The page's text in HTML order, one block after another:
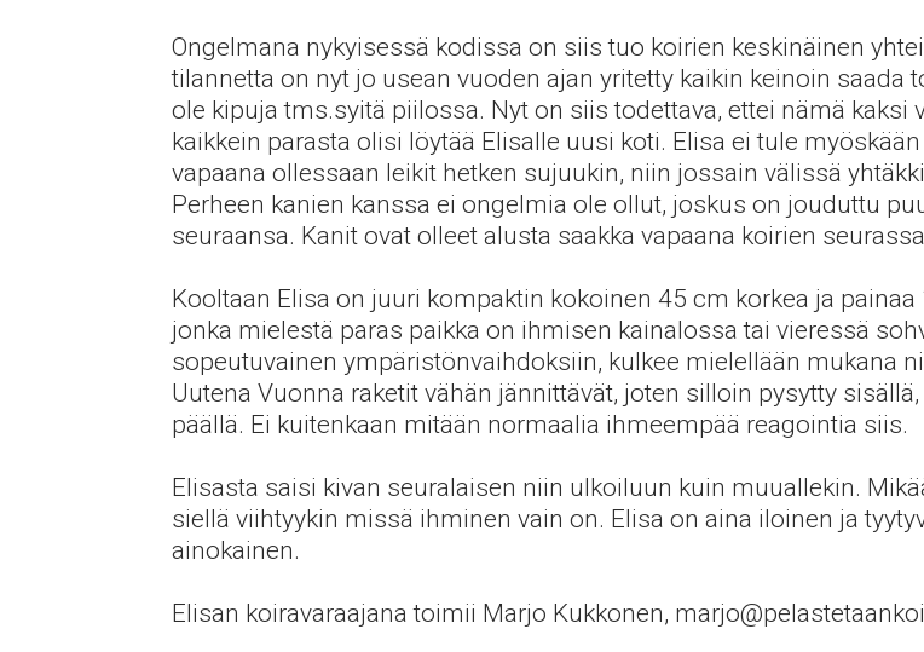
Ongelmana nykyisessä kodissa on siis tuo koirien keskinäinen
tilannetta on nyt jo usean vuoden ajan yritetty kaikin keinoin saada
ole kipuja tms.syitä piilossa. Nyt on siis todettava, ettei nämä
kaikkein parasta olisi löytää Elisalle uusi koti. Elisa ei tule
vapaana ollessaan leikit hetken sujuukin, niin jossain välissä
Perheen kanien kanssa ei ongelmia ole ollut, joskus on jouduttu
seuraansa. Kanit ovat olleet alusta saakka vapaana koirien
Kooltaan Elisa on juuri kompaktin kokoinen 45 cm korkea ja
jonka mielestä paras paikka on ihmisen kainalossa tai vieressä
sopeutuvainen ympäristönvaihdoksiin, kulkee mielellään mukana
Uutena Vuonna raketit vähän jännittävät, joten silloin pysytty
päällä. Ei kuitenkaan mitään normaalia ihmeempää reagointia siis.
Elisasta saisi kivan seuralaisen niin ulkoiluun kuin muuallekin.
siellä viihtyykin missä ihminen vain on. Elisa on aina iloinen ja
ainokainen.
Elisan koiravaraajana toimii Marjo Kukkonen,